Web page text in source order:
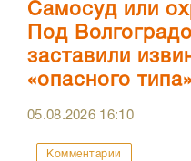
Самосуд или
Под
заставили
«опасного типа»
05.08.2026 16:10
Комментарии